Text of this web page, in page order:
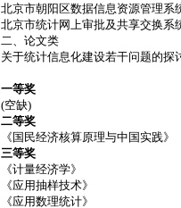
北京市朝阳区数据信息资源管理系
北京市统计网上审批及共享交换系
二、论文类
关于统计信息化建设若干问题的探
一等奖
(空缺)
二等奖
《国民经济核算原理与中国实践》
三等奖
《计量经济学》
《应用抽样技术》
《应用数理统计》